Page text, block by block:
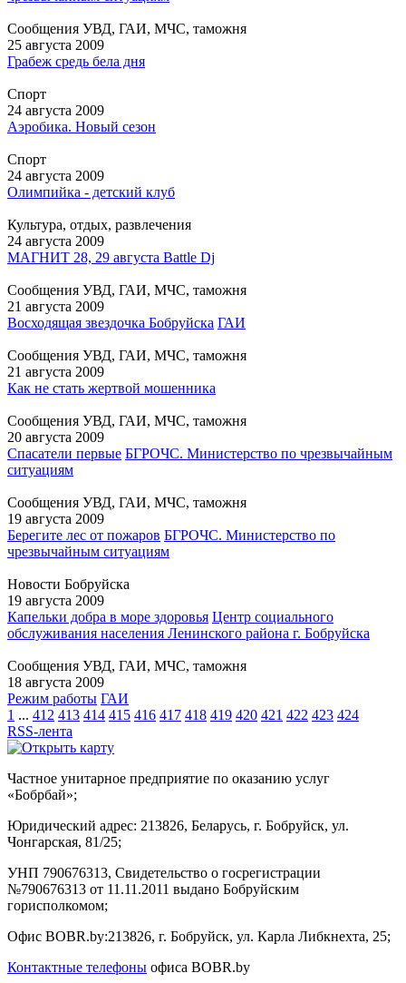
Сообщения УВД, ГАИ, МЧС, таможня
25 августа 2009
Грабеж средь бела дня
Спорт
24 августа 2009
Аэробика. Новый сезон
Спорт
24 августа 2009
Олимпийка - детский клуб
Культура, отдых, развлечения
24 августа 2009
МАГНИТ 28, 29 августа Battle Dj
Сообщения УВД, ГАИ, МЧС, таможня
21 августа 2009
Восходящая звездочка Бобруйска ГАИ
Сообщения УВД, ГАИ, МЧС, таможня
21 августа 2009
Как не стать жертвой мошенника
Сообщения УВД, ГАИ, МЧС, таможня
20 августа 2009
Спасатели первые БГРОЧС. Министерство по чрезвычайным
ситуациям
Сообщения УВД, ГАИ, МЧС, таможня
19 августа 2009
Берегите лес от пожаров БГРОЧС. Министерство по
чрезвычайным ситуациям
Новости Бобруйска
19 августа 2009
Капельки добра в море здоровья Центр социального
обслуживания населения Ленинского района г. Бобруйска
Сообщения УВД, ГАИ, МЧС, таможня
18 августа 2009
Режим работы ГАИ
1 ... 412 413 414 415 416 417 418 419 420 421 422 423 424
RSS-лента
Частное унитарное предприятие по оказанию услуг
«Бобрбай»;
Юридический адрес: 213826, Беларусь, г. Бобруйск, ул.
Чонгарская, 81/25;
УНП 790676313, Свидетельство о госрегистрации
№790676313 от 11.11.2011 выдано Бобруйским
горисполкомом;
Офис BOBR.by:213826, г. Бобруйск, ул. Карла Либкнехта, 25;
Контактные телефоны офиса BOBR.by